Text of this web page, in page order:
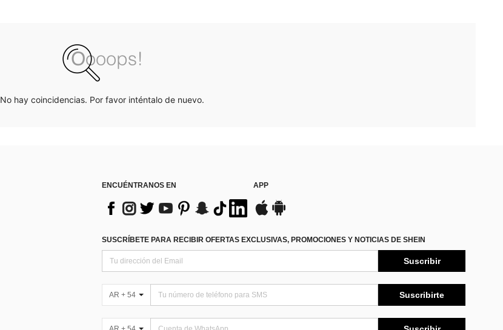
No hay coincidencias. Por favor inténtalo de nuevo.
ENCUÉNTRANOS EN APP
SUSCRÍBETE PARA RECIBIR OFERTAS EXCLUSIVAS, PROMOCIONES Y NOTICIAS DE SHEIN
Suscribir
AR + 54 Suscribirte